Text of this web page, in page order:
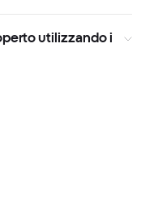
utilizzando i